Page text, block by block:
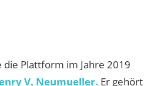
Plattform im Jahre 2019
V. Neumueller. Er gehört